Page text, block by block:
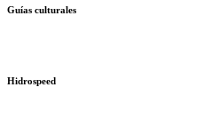
Guías culturales
Hidrospeed